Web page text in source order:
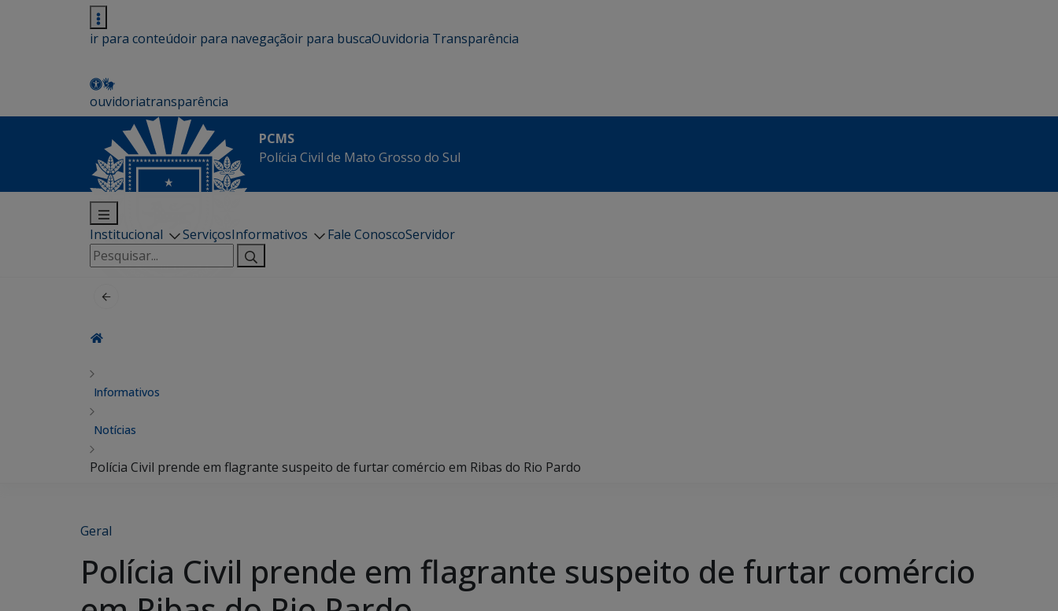
ir para conteúdoir para navegaçãoir para buscaOuvidoria Transparência
ouvidoriatransparência
PCMS
Polícia Civil de Mato Grosso do Sul
Institucional ServiçosInformativos Fale ConoscoServidor
Pesquisar
por:
Informativos
Notícias
Polícia Civil prende em flagrante suspeito de furtar comércio em Ribas do Rio Pardo
Geral
Polícia Civil prende em flagrante suspeito de furtar comércio